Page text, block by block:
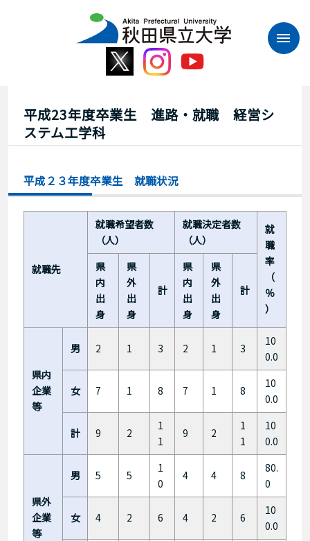
平成23年度卒業生 進路・就職 経営シ
ステム工学科
平成２３年度卒業生 就職状況
就職先
就職希望者数
（人）
就職決定者数
（人）
就
職
率
（
％
）
県
内
出
身
県
外
出
身
計
県
内
出
身
県
外
出
身
計
県内
企業
等
男 2 1 3 2 1 3
10
0.0
女 7 1 8 7 1 8
10
0.0
計 9 2
1
1
9 2
1
1
10
0.0
県外
企業
等
男 5 5
1
0
4 4 8
80.
0
女 4 2 6 4 2 6
10
0.0